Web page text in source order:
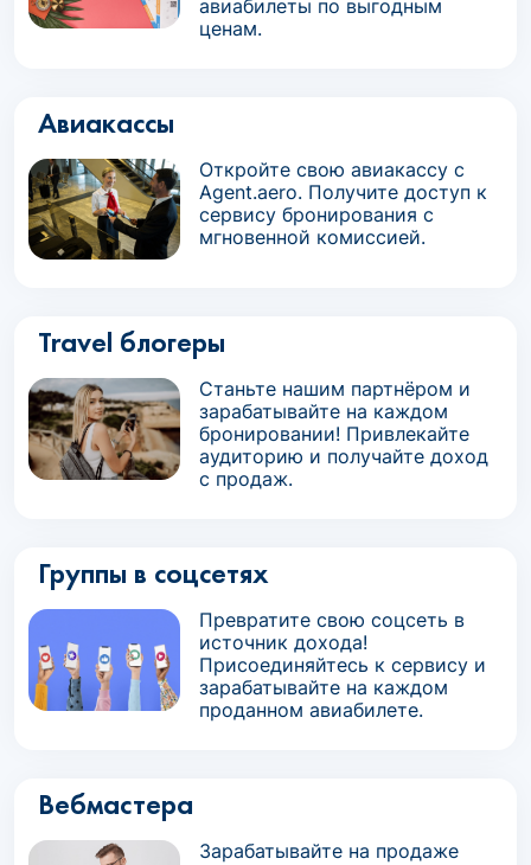
авиабилеты по выгодным
ценам.
Авиакассы
Откройте свою авиакассу с
Agent.aero. Получите доступ к
сервису бронирования с
мгновенной комиссией.
Travel блогеры
Станьте нашим партнёром и
зарабатывайте на каждом
бронировании! Привлекайте
аудиторию и получайте доход
с продаж.
Группы в соцсетях
Превратите свою соцсеть в
источник дохода!
Присоединяйтесь к сервису и
зарабатывайте на каждом
проданном авиабилете.
Вебмастера
Зарабатывайте на продаже